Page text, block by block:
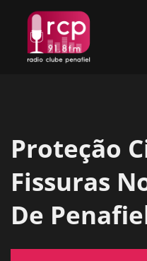
content
Proteção
Fissuras
De